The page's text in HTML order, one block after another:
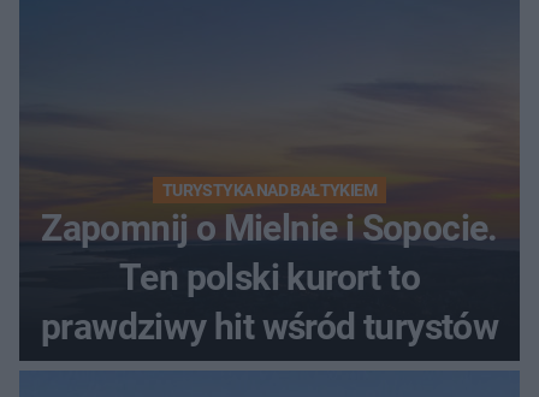
TURYSTYKA NAD BAŁTYKIEM
Zapomnij o Mielnie i Sopocie.
Ten polski kurort to
prawdziwy hit wśród turystów